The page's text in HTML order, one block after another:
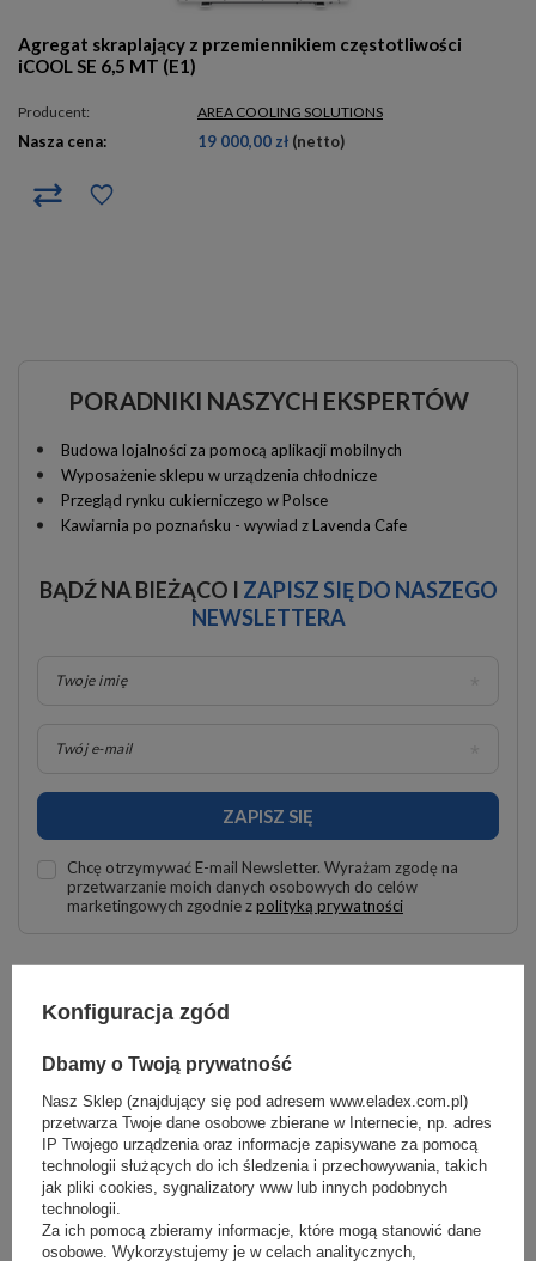
Agregat skraplający z przemiennikiem częstotliwości
iCOOL SE 6,5 MT (E1)
Producent: AREA COOLING SOLUTIONS
Nasza cena: 19 000,00 zł (netto)
PORADNIKI NASZYCH EKSPERTÓW
Budowa lojalności za pomocą aplikacji mobilnych
Wyposażenie sklepu w urządzenia chłodnicze
Przegląd rynku cukierniczego w Polsce
Kawiarnia po poznańsku - wywiad z Lavenda Cafe
BĄDŹ NA BIEŻĄCO I ZAPISZ SIĘ DO NASZEGO
NEWSLETTERA
Twoje imię
Twój e-mail
ZAPISZ SIĘ
Chcę otrzymywać E-mail Newsletter. Wyrażam zgodę na
przetwarzanie moich danych osobowych do celów
marketingowych zgodnie zpolityką prywatności
Agregaty skraplające marki AREA COOLING
SOLUTIONS
Agregaty skraplające skutecznie dbają o świeżość produktów w
sklepach i restauracjach. W naszej ofercie znajdziesz agregaty prosto od
renomowanej marki Area Cooling Solutions, przeznaczone do obsługi
ciągów lad chłodniczych i chłodni.
To urządzenia projektowane i produkowane w Europie, spełniają
rygorystyczne normy, co potwierdzają
(gwarantujące bezpieczną pracę agregatów), więc na pewno spełnią
Twoje oczekiwania!
Konfiguracja zgód
Dbamy o Twoją prywatność
Nasz Sklep (znajdujący się pod adresem www.eladex.com.pl)
przetwarza Twoje dane osobowe zbierane w Internecie, np. adres
IP Twojego urządzenia oraz informacje zapisywane za pomocą
technologii służących do ich śledzenia i przechowywania, takich
jak pliki cookies, sygnalizatory www lub innych podobnych
technologii.
Za ich pomocą zbieramy informacje, które mogą stanowić dane
osobowe. Wykorzystujemy je w celach analitycznych,